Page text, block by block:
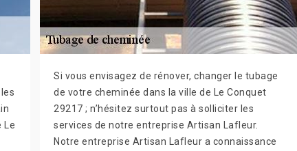
Le
Si vous envisagez de rénover, changer le tubage
de votre cheminée dans la ville de Le Conquet
29217 ; n’hésitez surtout pas à solliciter les
services de notre entreprise Artisan Lafleur.
Notre entreprise Artisan Lafleur a connaissance